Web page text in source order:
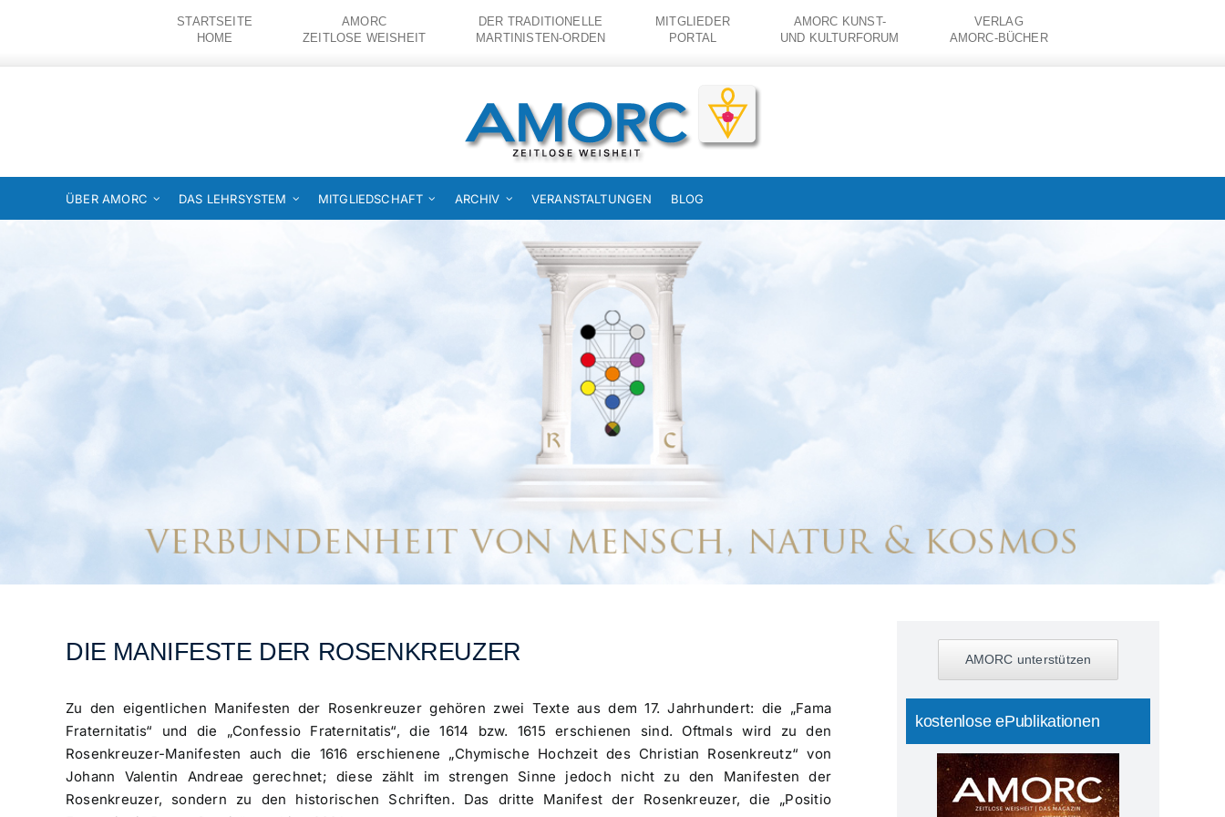
STARTSEITE
HOME
AMORC
ZEITLOSE WEISHEIT
DER TRADITIONELLE
MARTINISTEN-ORDEN
MITGLIEDER
PORTAL
AMORC KUNST-
UND KULTURFORUM
VERLAG
AMORC-BÜCHER
ÜBER AMORC DAS LEHRSYSTEM MITGLIEDSCHAFT ARCHIV VERANSTALTUNGEN BLOG
DIE MANIFESTE DER ROSENKREUZER
Zu den eigentlichen Manifesten der Rosenkreuzer gehören zwei Texte aus dem 17. Jahrhundert: die „Fama
Fraternitatis“ und die „Confessio Fraternitatis“, die 1614 bzw. 1615 erschienen sind. Oftmals wird zu den
Rosenkreuzer-Manifesten auch die 1616 erschienene „Chymische Hochzeit des Christian Rosenkreutz“ von
Johann Valentin Andreae gerechnet; diese zählt im strengen Sinne jedoch nicht zu den Manifesten der
Rosenkreuzer, sondern zu den historischen Schriften. Das dritte Manifest der Rosenkreuzer, die „Positio
AMORC unterstützen
kostenlose ePublikationen